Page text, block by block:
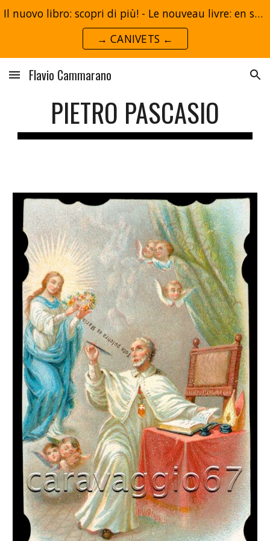
Skip to main content
Il nuovo libro: scopri di più! - Le nouveau livre: en savoir plus!
→ CANIVETS ←
Flavio Cammarano
PIETRO PASCASIO